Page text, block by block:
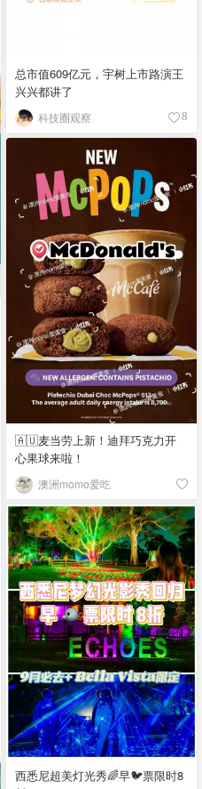
总市值609亿元，宇树上市路演王
兴兴都讲了
科技圈观察 8
🇦🇺麦当劳上新！迪拜巧克力开
心果球来啦！
澳洲momo爱吃
西悉尼超美灯光秀🌈早🐦票限时8